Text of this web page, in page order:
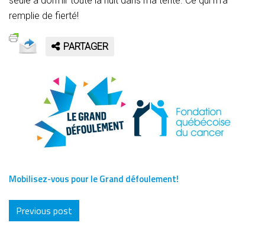
remplie de fierté!
PARTAGER
Mobilisez-vous pour le Grand défoulement!
Previous post